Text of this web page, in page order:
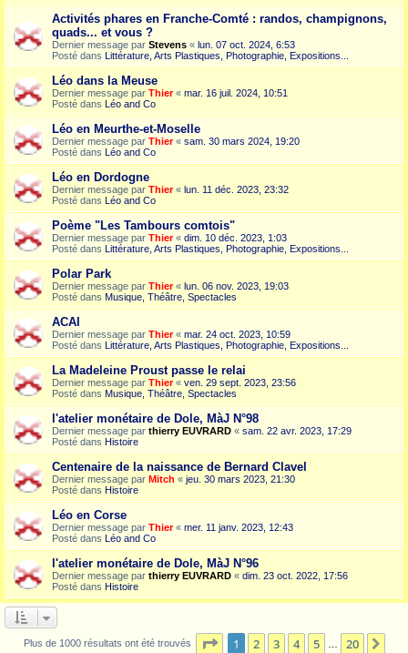
Activités phares en Franche-Comté : randos, champignons,
quads... et vous ?
Dernier message par Stevens « lun. 07 oct. 2024, 6:53
Posté dans Littérature, Arts Plastiques, Photographie, Expositions...
Léo dans la Meuse
Dernier message par Thier« mar. 16 juil. 2024, 10:51
Posté dans Léo and Co
Léo en Meurthe-et-Moselle
Dernier message par Thier« sam. 30 mars 2024, 19:20
Posté dans Léo and Co
Léo en Dordogne
Dernier message par Thier« lun. 11 déc. 2023, 23:32
Posté dans Léo and Co
Poème "Les Tambours comtois"
Dernier message par Thier« dim. 10 déc. 2023, 1:03
Posté dans Littérature, Arts Plastiques, Photographie, Expositions...
Polar Park
Dernier message par Thier« lun. 06 nov. 2023, 19:03
Posté dans Musique, Théâtre, Spectacles
ACAI
Dernier message par Thier« mar. 24 oct. 2023, 10:59
Posté dans Littérature, Arts Plastiques, Photographie, Expositions...
La Madeleine Proust passe le relai
Dernier message par Thier« ven. 29 sept. 2023, 23:56
Posté dans Musique, Théâtre, Spectacles
l'atelier monétaire de Dole, MàJ N°98
Dernier message par thierry EUVRARD « sam. 22 avr. 2023, 17:29
Posté dans Histoire
Centenaire de la naissance de Bernard Clavel
Dernier message par Mitch « jeu. 30 mars 2023, 21:30
Posté dans Histoire
Léo en Corse
Dernier message par Thier« mer. 11 janv. 2023, 12:43
Posté dans Léo and Co
l'atelier monétaire de Dole, MàJ N°96
Dernier message par thierry EUVRARD « dim. 23 oct. 2022, 17:56
Posté dans Histoire
Plus de 1000 résultats ont été trouvés Page 1sur20
1 2 3 4 5 20